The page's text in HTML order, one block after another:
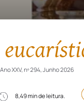
XXV, nº 294, Junho 2026
8,49 min de leitura.